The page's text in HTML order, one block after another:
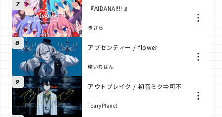
7 『AIDANA!!!! 』
きさら
8 アブセンティー / flower
晴いちばん
9 アウトブレイク / 初音ミク⇒可不
TearyPlanet